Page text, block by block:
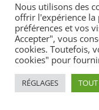
Nous utilisons des
offrir l'expérience la
préférences et vos
Accepter", vous
cookies. Toutefois,
cookies" pour
RÉGLAGES TOUT